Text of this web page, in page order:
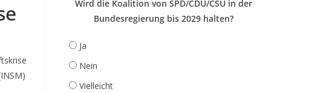
Wird die Koalition von SPD/CDU/CSU in der
Bundesregierung bis 2029 halten?
Ja
Nein
Vielleicht